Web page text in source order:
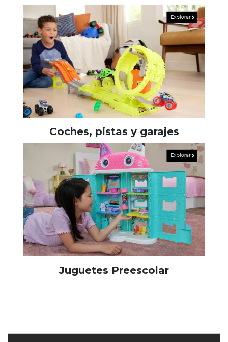
Coches, pistas y garajes
Juguetes Preescolar